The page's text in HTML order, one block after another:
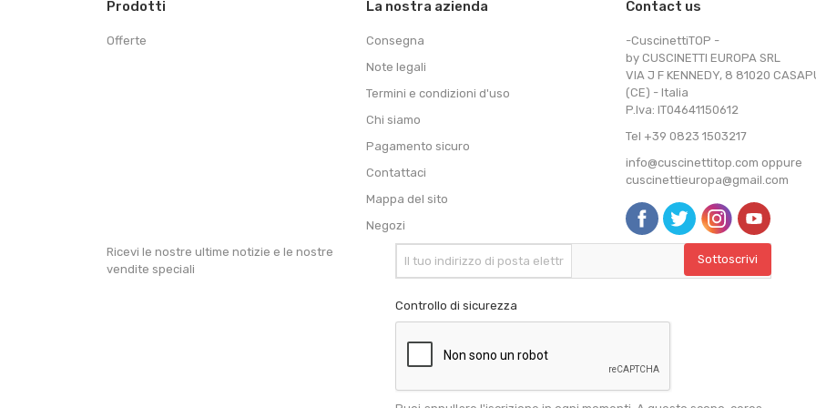
Prodotti
Offerte
La nostra azienda
Consegna
Note legali
Termini e condizioni d'uso
Chi siamo
Pagamento sicuro
Contattaci
Mappa del sito
Negozi
Contact us
-CuscinettiTOP -
by CUSCINETTI EUROPA SRL
VIA J F KENNEDY, 8 81020
(CE) - Italia
P.Iva: IT04641150612
Tel +39 0823 1503217
info@cuscinettitop.com oppure
cuscinettieuropa@gmail.com
Ricevi le nostre ultime notizie e le nostre
vendite speciali
Controllo di sicurezza